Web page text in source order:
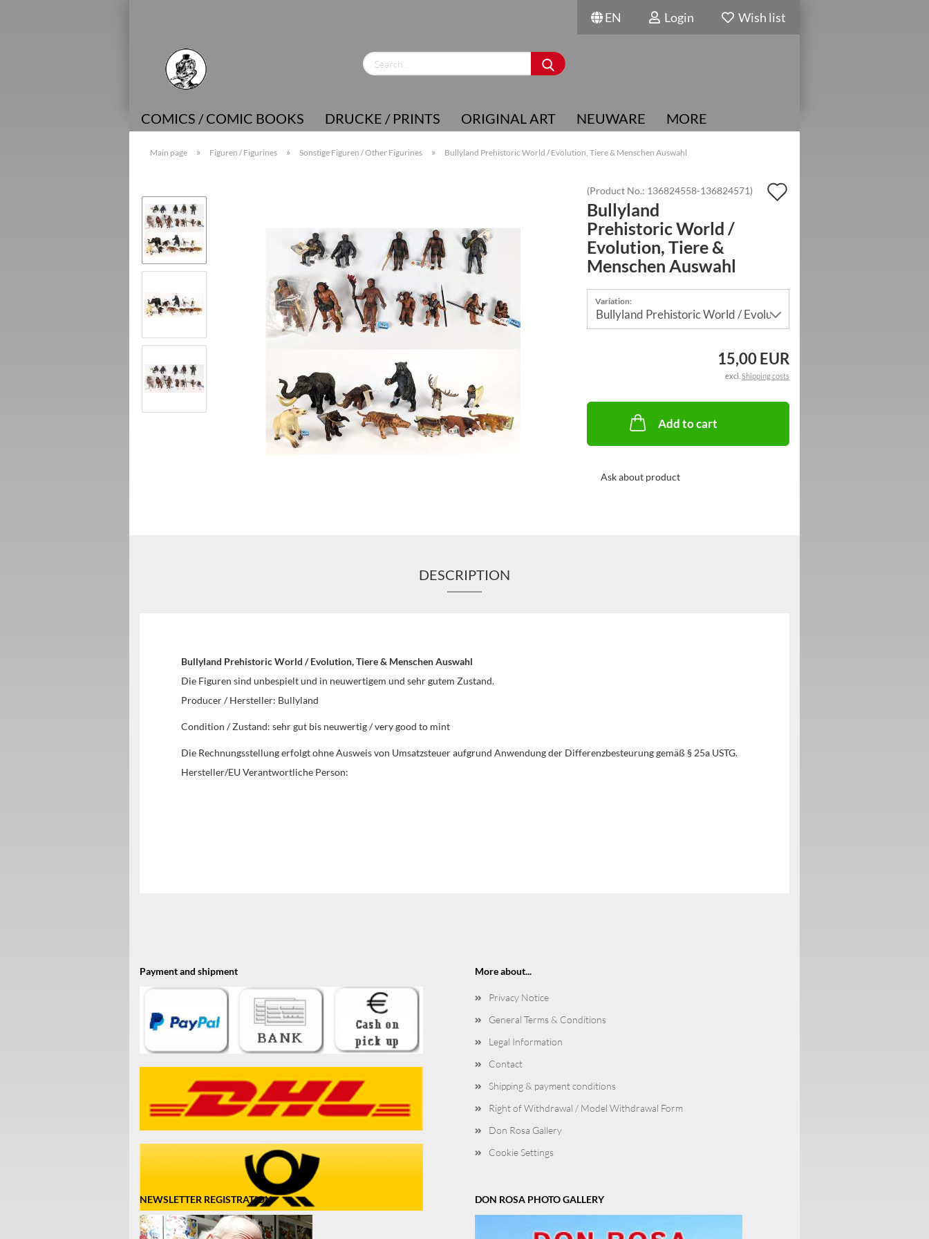
EN
Change language
Login
Create a new account
Wish list
COMICS / COMIC BOOKS DRUCKE / PRINTS ORIGINAL ART NEUWARE MORE
Main page » Figuren / Figurines » Sonstige Figuren / Other Figurines » Bullyland Prehistoric World / Evolution, Tiere & Menschen Auswahl
(Product No.: 136824558-136824571)
Bullyland
Prehistoric World /
Evolution, Tiere &
Menschen Auswahl
Variation:
15,00 EUR
excl. Shipping costs
Add to cart
Ask about product
DESCRIPTION
Bullyland Prehistoric World / Evolution, Tiere & Menschen Auswahl
Die Figuren sind unbespielt und in neuwertigem und sehr gutem Zustand.
Producer / Hersteller: Bullyland
Condition / Zustand: sehr gut bis neuwertig / very good to mint
Die Rechnungsstellung erfolgt ohne Ausweis von Umsatzsteuer aufgrund Anwendung der Differenzbesteurung gemäß § 25a USTG.
Hersteller/EU Verantwortliche Person:
Payment and shipment More about...
Privacy Notice
General Terms & Conditions
Legal Information
Contact
Shipping & payment conditions
Right of Withdrawal / Model Withdrawal Form
Don Rosa Gallery
Cookie Settings
NEWSLETTER REGISTRATION DON ROSA PHOTO GALLERY